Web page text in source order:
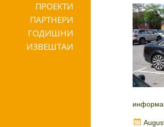
ПРОЕКТИ
ПАРТНЕРИ
ГОДИШНИ
ИЗВЕШТАИ